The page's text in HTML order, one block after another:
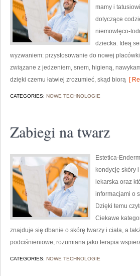
mamy i
dotyczące
niemowlęco-
dziecka. Ideą
wyzwaniem: przystosowanie do nowej
związane z jedzeniem, snem, higieną,
dzięki czemu łatwiej zrozumieć, skąd biorą [
CATEGORIES: NOWE TECHNOLOGIE
Zabiegi na twarz
Estetica-
kondycję skóry
lekarska oraz
informacjami o
Dzięki temu
Ciekawe
znajduje się dbanie o skórę twarzy i ciała, a
podciśnieniowe, rozumiana jako terapia
CATEGORIES: NOWE TECHNOLOGIE